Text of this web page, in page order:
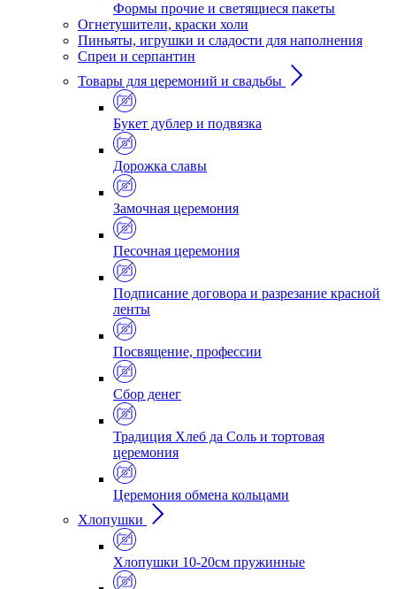
Формы прочие и светящиеся пакеты
Огнетушители, краски холи
Пиньяты, игрушки и сладости для наполнения
Спреи и серпантин
Товары для церемоний и свадьбы
Букет дублер и подвязка
Дорожка славы
Замочная церемония
Песочная церемония
Подписание договора и разрезание красной
ленты
Посвящение, профессии
Сбор денег
Традиция Хлеб да Соль и тортовая
церемония
Церемония обмена кольцами
Хлопушки
Хлопушки 10-20см пружинные